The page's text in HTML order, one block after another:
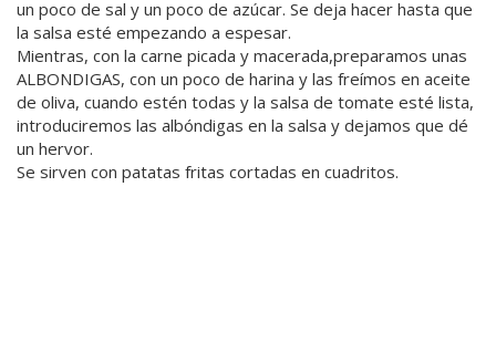
un poco de sal y un poco de azúcar. Se deja hacer hasta que
la salsa esté empezando a espesar.
Mientras, con la carne picada y macerada,preparamos unas
ALBONDIGAS, con un poco de harina y las freímos en aceite
de oliva, cuando estén todas y la salsa de tomate esté lista,
introduciremos las albóndigas en la salsa y dejamos que dé
un hervor.
Se sirven con patatas fritas cortadas en cuadritos.